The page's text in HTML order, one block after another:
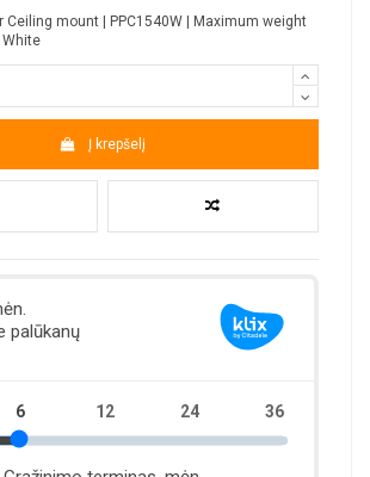
Ceiling mount | PPC1540W | Maximum weight
White
Į krepšelį